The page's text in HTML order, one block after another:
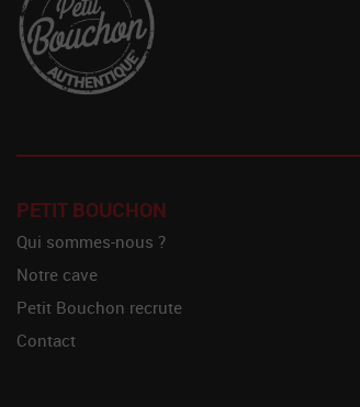
PETIT BOUCHON
Qui sommes-nous ?
Notre cave
Petit Bouchon recrute
Contact